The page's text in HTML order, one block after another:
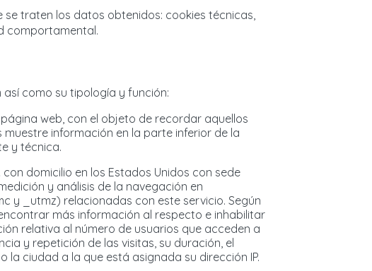
traten los datos obtenidos: cookies técnicas,
comportamental.
como su tipología y función:
web, con el objeto de recordar aquellos
información en la parte inferior de la
y técnica.
domicilio en los Estados Unidos con sede
y análisis de la navegación en
y _utmz) relacionadas con este servicio. Según
más información al respecto e inhabilitar
relativa al número de usuarios que acceden a
y repetición de las visitas, su duración, el
la ciudad a la que está asignada su dirección IP.